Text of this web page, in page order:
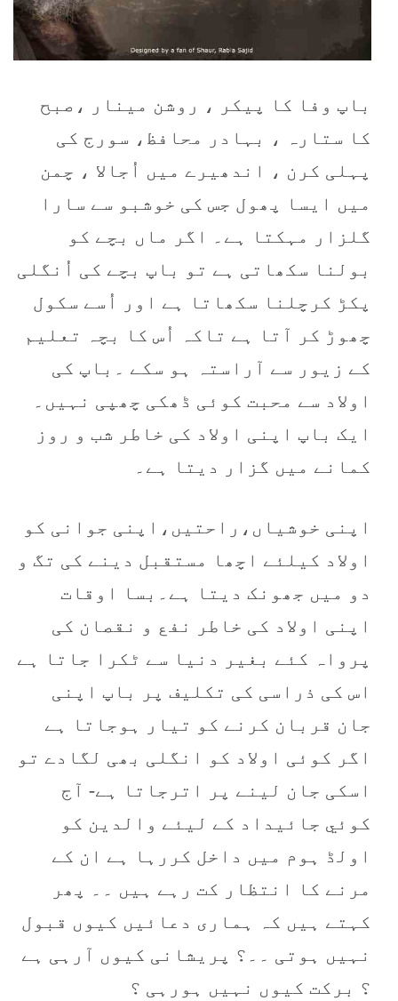
باپ وفا کا پیکر ، روشن مینار ،صبح
کا ستارہ ، بہادر محافظ، سورج کی
پہلی کرن ، اندھیرے میں اُجالا ، چمن
میں ایسا پھول جس کی خوشبو سے سارا
گلزار مہکتا ہے۔ اگر ماں بچے کو
بولنا سکھاتی ہے تو باپ بچے کی اُنگلی
پکڑ کرچلنا سکھاتا ہے اور اُسے سکول
چھوڑ کر آتا ہے تاکہ اُس کا بچہ تعلیم
کے زیور سے آراستہ ہو سکے ۔باپ کی
اولاد سے محبت کوئی ڈھکی چھپی نہیں۔
ایک باپ اپنی اولاد کی خاطر شب و روز
کمانے میں گزار دیتا ہے۔
اپنی خوشیاں،راحتیں،اپنی جوانی کو
اولاد کیلئے اچھا مستقبل دینے کی تگ و
دو میں جھونک دیتا ہے۔بسا اوقات
اپنی اولاد کی خاطر نفع و نقصان کی
پرواہ کئے بغیر دنیا سے ٹکرا جاتا ہے
اس کی ذراسی کی تکلیف پر باپ اپنی
جان قربان کرنے کو تیار ہوجاتا ہے
اگر کوئی اولاد کو انگلی بھی لگادے تو
اسکی جان لینے پر اترجاتا ہے- آج
کوئي جائيداد کے ليئے والدين کو
اولڈ ہوم ميں داخل کررہا ہے ان کے
مرنے کا انتظار کت رہے ہیں ۔۔ پھر
کہتے ہيں کہ ہماری دعائيں کيوں قبول
نہيں ہوتی ۔۔؟ پريشانی کيوں آرہی ہے
؟ برکت کيوں نہيں ہورہی ؟